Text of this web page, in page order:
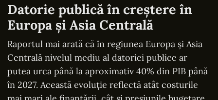
Datorie publică în creștere în
Europa și Asia Centrală
Raportul mai arată că în regiunea Europa și Asia
Centrală nivelul mediu al datoriei publice ar
putea urca până la aproximativ 40% din PIB până
în 2027. Această evoluție reflectă atât costurile